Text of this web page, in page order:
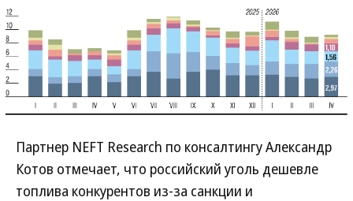
Партнер NEFT Research по консалтингу Александр
Котов отмечает, что российский уголь дешевле
топлива конкурентов из-за санкции и